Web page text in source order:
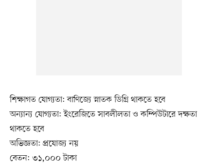
শিক্ষাগত যোগ্যতা: বাণিজ্যে স্নাতক ডিগ্রি থাকতে হবে
অন্যান্য যোগ্যতা: ইংরেজিতে সাবলীলতা ও কম্পিউটারে দক্ষতা
থাকতে হবে
অভিজ্ঞতা: প্রযোজ্য নয়
বেতন: ৩১,০০০ টাকা